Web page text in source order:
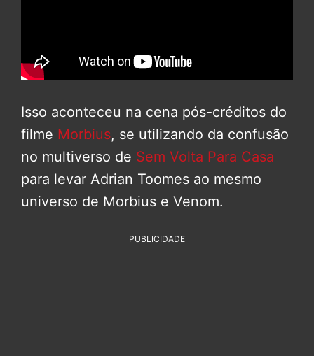
Isso aconteceu na cena pós-créditos do
filme Morbius, se utilizando da confusão
no multiverso de Sem Volta Para Casa
para levar Adrian Toomes ao mesmo
universo de Morbius e Venom.
PUBLICIDADE